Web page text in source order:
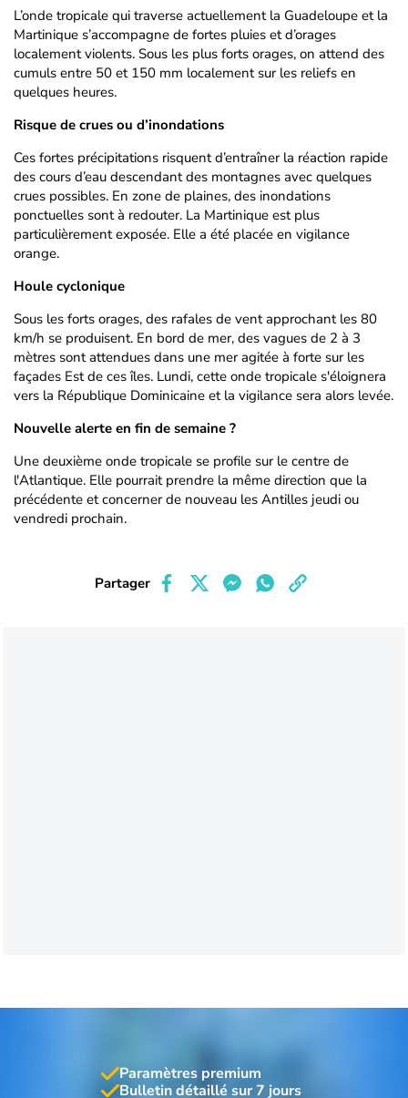
L’onde tropicale qui traverse actuellement la Guadeloupe et la
Martinique s’accompagne de fortes pluies et d’orages
localement violents. Sous les plus forts orages, on attend des
cumuls entre 50 et 150 mm localement sur les reliefs en
quelques heures.
Risque de crues ou d’inondations
Ces fortes précipitations risquent d’entraîner la réaction rapide
des cours d’eau descendant des montagnes avec quelques
crues possibles. En zone de plaines, des inondations
ponctuelles sont à redouter. La Martinique est plus
particulièrement exposée. Elle a été placée en vigilance
orange.
Houle cyclonique
Sous les forts orages, des rafales de vent approchant les 80
km/h se produisent. En bord de mer, des vagues de 2 à 3
mètres sont attendues dans une mer agitée à forte sur les
façades Est de ces îles. Lundi, cette onde tropicale s'éloignera
vers la République Dominicaine et la vigilance sera alors levée.
Nouvelle alerte en fin de semaine ?
Une deuxième onde tropicale se profile sur le centre de
l'Atlantique. Elle pourrait prendre la même direction que la
précédente et concerner de nouveau les Antilles jeudi ou
vendredi prochain.
Partager
Paramètres premium
Bulletin détaillé sur 7 jours